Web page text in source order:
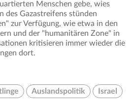
Menschen gebe, wies
des Gazastreifens stünden
zur Verfügung, wie etwa in den
und der "humanitären Zone" in
kritisieren immer wieder die
dort.
Auslandspolitik Israel